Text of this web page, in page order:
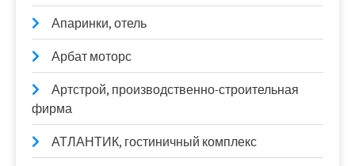
Апаринки, отель
Арбат моторс
Артстрой, производственно-строительная
фирма
АТЛАНТИК, гостиничный комплекс